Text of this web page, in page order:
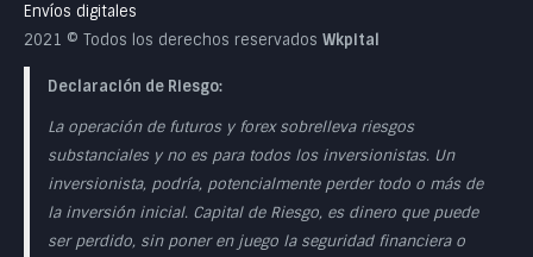
Envíos digitales
2021 © Todos los derechos reservados Wkpital
Declaración de Riesgo:
La operación de futuros y forex sobrelleva riesgos
substanciales y no es para todos los inversionistas. Un
inversionista, podría, potencialmente perder todo o más de
la inversión inicial. Capital de Riesgo, es dinero que puede
ser perdido, sin poner en juego la seguridad financiera o